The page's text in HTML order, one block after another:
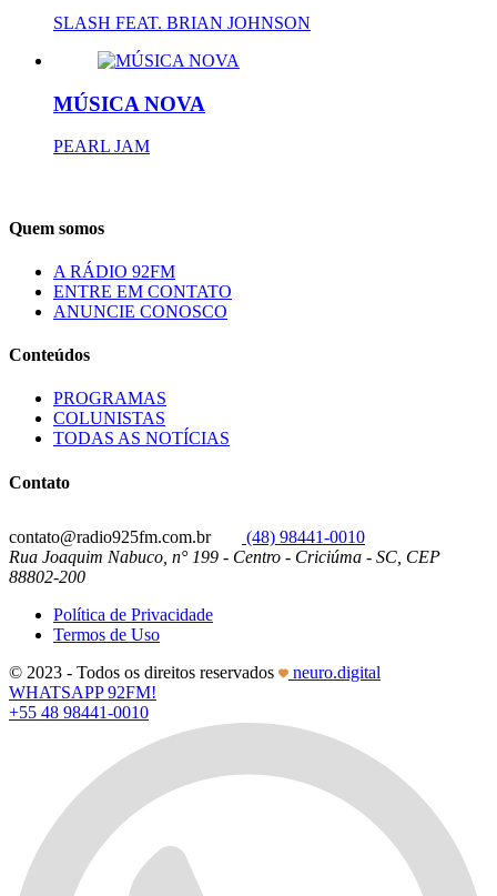
SLASH FEAT. BRIAN JOHNSON
MÚSICA NOVA
PEARL JAM
Quem somos
A RÁDIO 92FM
ENTRE EM CONTATO
ANUNCIE CONOSCO
Conteúdos
PROGRAMAS
COLUNISTAS
TODAS AS NOTÍCIAS
Contato
contato@radio925fm.com.br
(48) 98441-0010
Rua Joaquim Nabuco, n° 199 - Centro - Criciúma - SC, CEP
88802-200
Política de Privacidade
Termos de Uso
© 2023 - Todos os direitos reservados
neuro.digital
WHATSAPP 92FM!
+55 48 98441-0010